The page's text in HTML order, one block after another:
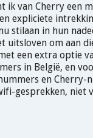
van Cherry een
expliciete
stilaan in hun
uitsloven om aan
een extra optie
in België, en
en Cherry-
gesprekken, niet